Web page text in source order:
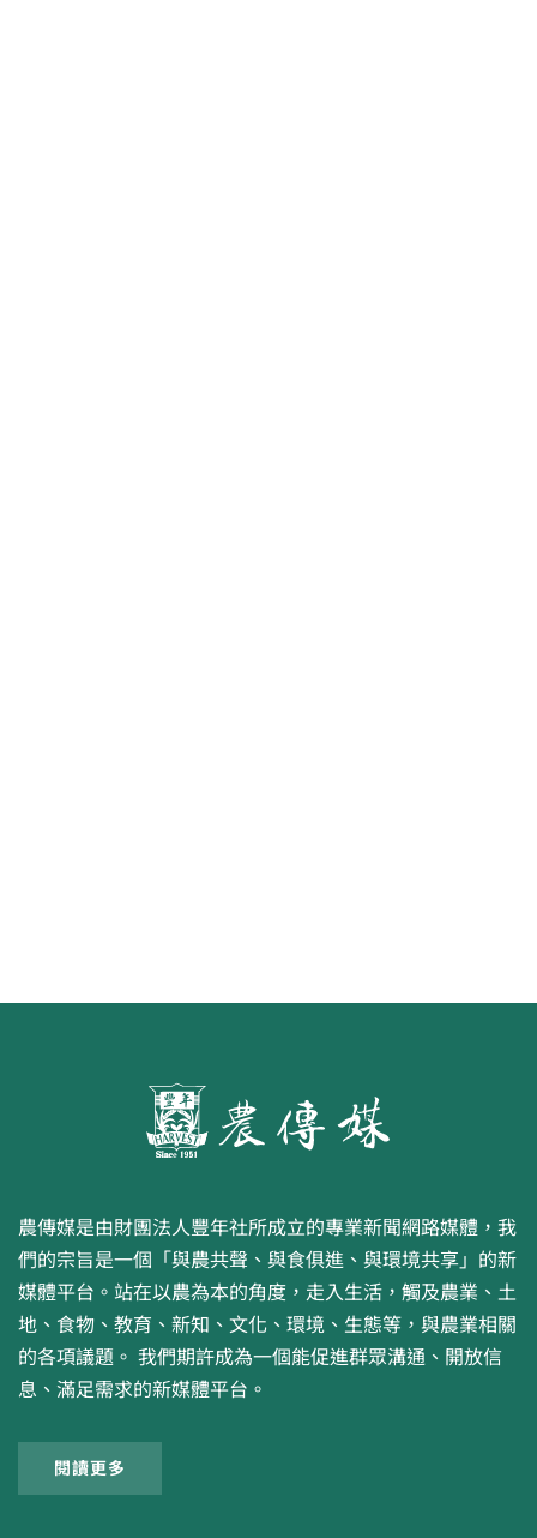
農傳媒是由財團法人豐年社所成立的專業新聞網路媒體，我
們的宗旨是一個「與農共聲、與食俱進、與環境共享」的新
媒體平台。站在以農為本的角度，走入生活，觸及農業、土
地、食物、教育、新知、文化、環境、生態等，與農業相關
的各項議題。 我們期許成為一個能促進群眾溝通、開放信
息、滿足需求的新媒體平台。
閱讀更多